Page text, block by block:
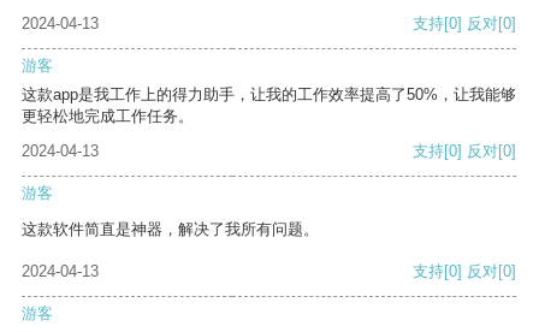
2024-04-13
支持[0] 反对[0]
游客
这款app是我工作上的得力助手，让我的工作效率提高了50%，让我能够
更轻松地完成工作任务。
2024-04-13
支持[0] 反对[0]
游客
这款软件简直是神器，解决了我所有问题。
2024-04-13 支持[0] 反对[0]
游客